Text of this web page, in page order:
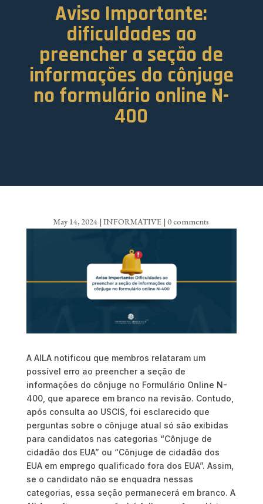
Aviso Importante:
dificuldades ao
preencher a seção de
informações do cônjuge
no formulário online N-
400
May 14, 2024 |INFORMATIVE |0 comments
A AILA notificou que membros relataram um
possível erro ao preencher a seção de
informações do cônjuge no Formulário Online N-
400, que aparece em branco na revisão. Contudo,
após consulta ao USCIS, foi esclarecido que
perguntas sobre o cônjuge atual só são exibidas
para candidatos nas categorias “Cônjuge de
cidadão dos EUA” ou “Cônjuge de cidadão dos
EUA em emprego qualificado fora dos EUA”. Assim,
se o candidato não se enquadra nessas
categorias, essa seção permanecerá em branco. A